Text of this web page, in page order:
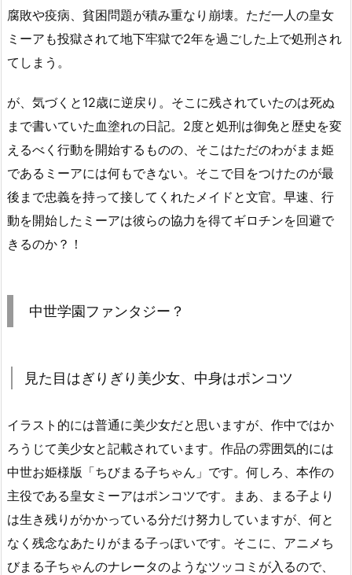
腐敗や疫病、貧困問題が積み重なり崩壊。ただ一人の皇女
ミーアも投獄されて地下牢獄で2年を過ごした上で処刑され
てしまう。
が、気づくと12歳に逆戻り。そこに残されていたのは死ぬ
まで書いていた血塗れの日記。2度と処刑は御免と歴史を変
えるべく行動を開始するものの、そこはただのわがまま姫
であるミーアには何もできない。そこで目をつけたのが最
後まで忠義を持って接してくれたメイドと文官。早速、行
動を開始したミーアは彼らの協力を得てギロチンを回避で
きるのか？！
中世学園ファンタジー？
見た目はぎりぎり美少女、中身はポンコツ
イラスト的には普通に美少女だと思いますが、作中ではか
ろうじて美少女と記載されています。作品の雰囲気的には
中世お姫様版「ちびまる子ちゃん」です。何しろ、本作の
主役である皇女ミーアはポンコツです。まあ、まる子より
は生き残りがかかっている分だけ努力していますが、何と
なく残念なあたりがまる子っぽいです。そこに、アニメち
びまる子ちゃんのナレータのようなツッコミが入るので、